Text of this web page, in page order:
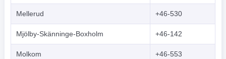
Mellerud +46-530
Mjölby-Skänninge-Boxholm +46-142
Molkom +46-553